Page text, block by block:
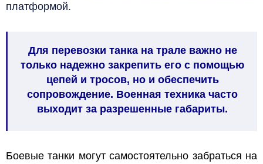
платформой.
Для перевозки танка на трале важно не
только надежно закрепить его с помощью
цепей и тросов, но и обеспечить
сопровождение. Военная техника часто
выходит за разрешенные габариты.
Боевые танки могут самостоятельно забраться на